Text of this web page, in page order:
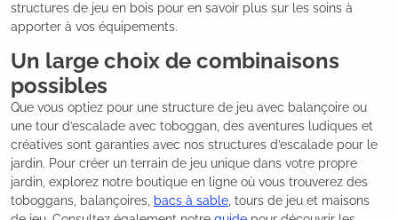
structures de jeu en bois pour en savoir plus sur les soins à
apporter à vos équipements.
Un large choix de combinaisons
possibles
Que vous optiez pour une structure de jeu avec balançoire ou
une tour d’escalade avec toboggan, des aventures ludiques et
créatives sont garanties avec nos structures d’escalade pour le
jardin. Pour créer un terrain de jeu unique dans votre propre
jardin, explorez notre boutique en ligne où vous trouverez des
toboggans, balançoires, bacs à sable, tours de jeu et maisons